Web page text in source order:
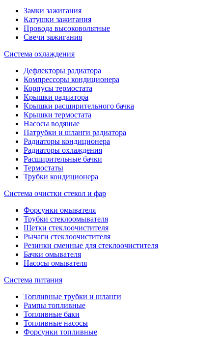
Замки зажигания
Катушки зажигания
Провода высоковольтные
Свечи зажигания
Система охлаждения
Дефлекторы радиатора
Компрессоры кондиционера
Корпусы термостата
Крышки радиатора
Крышки расширительного бачка
Крышки термостата
Насосы водяные
Патрубки и шланги радиатора
Радиаторы кондиционера
Радиаторы охлаждения
Расширительные бачки
Термостаты
Трубки кондиционера
Система очистки стекол и фар
Форсунки омывателя
Трубки стеклоомывателя
Щетки стеклоочистителя
Рычаги стеклоочистителя
Резинки сменные для стеклоочистителя
Бачки омывателя
Насосы омывателя
Система питания
Топливные трубки и шланги
Рампы топливные
Топливные баки
Топливные насосы
Форсунки топливные